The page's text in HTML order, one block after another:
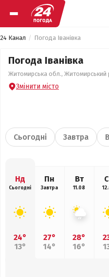
24 Канал Погода Іванівка
Погода Іванівка
Житомирська обл., Житомирський
Змінити місто
Сьогодні Завтра
Нд
Сьогодні
24°
13°
Пн
Завтра
27°
14°
Вт
11.08
28°
16°